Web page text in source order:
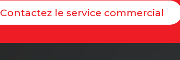
Contactez le service commercial